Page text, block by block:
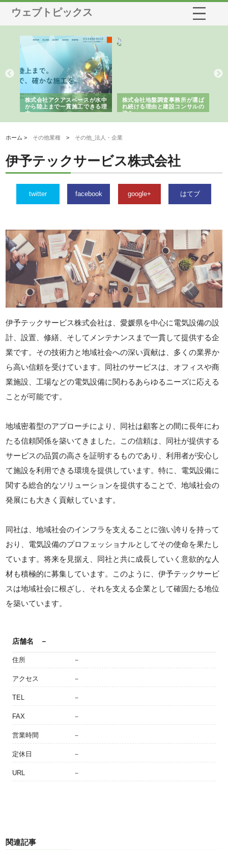
ウェブトピックス
株式会社アクアスペースが水中
から陸上まで一貫施工できる理
由
株式会社地盤調査事務所が選ば
れ続ける理由と建設コンサルの
強み
ホーム > その他業種 > その他_法人・企業
伊予テックサービス株式会社
twitter facebook google+ はてブ
伊予テックサービス株式会社は、愛媛県を中心に電気設備の設
計、設置、修繕、そしてメンテナンスまで一貫して提供する企
業です。その技術力と地域社会への深い貢献は、多くの業界か
ら高い信頼を受けています。同社のサービスは、オフィスや商
業施設、工場などの電気設備に関わるあらゆるニーズに応える
ことが可能です。
地域密着型のアプローチにより、同社は顧客との間に長年にわ
たる信頼関係を築いてきました。この信頼は、同社が提供する
サービスの品質の高さを証明するものであり、利用者が安心し
て施設を利用できる環境を提供しています。特に、電気設備に
関する総合的なソリューションを提供することで、地域社会の
発展にも大きく貢献しています。
同社は、地域社会のインフラを支えることに強い誇りを持って
おり、電気設備のプロフェッショナルとしてその使命を果たし
ています。将来を見据え、同社と共に成長していく意欲的な人
材も積極的に募集しています。このように、伊予テックサービ
スは地域社会に根ざし、それを支える企業として確固たる地位
を築いています。
店舗名 －
住所 －
アクセス －
TEL －
FAX －
営業時間 －
定休日 －
URL －
関連記事